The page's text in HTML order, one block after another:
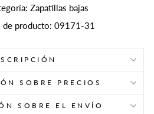
Zapatillas bajas
de producto: 09171-31
SOBRE PRECIOS
SOBRE EL ENVÍO